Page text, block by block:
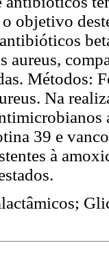
o objetivo
aureus,
Métodos:
Na
39 e
à